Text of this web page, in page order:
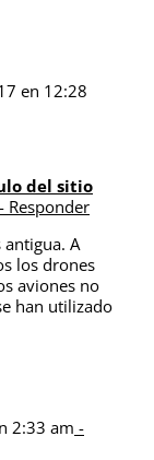
en 12:28
del sitio
- Responder
A
los drones
aviones no
han utilizado
2:33 am -